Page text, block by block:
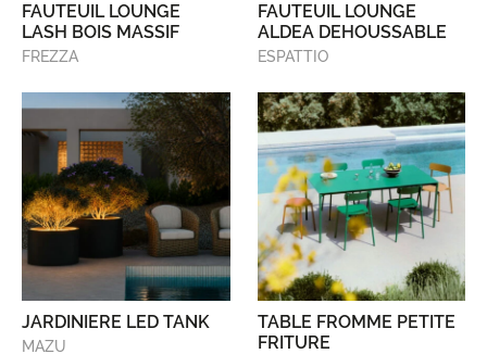
FAUTEUIL LOUNGE
LASH BOIS MASSIF
FREZZA
FAUTEUIL LOUNGE
ALDEA DEHOUSSABLE
ESPATTIO
JARDINIERE LED TANK
MAZU
TABLE FROMME PETITE
FRITURE